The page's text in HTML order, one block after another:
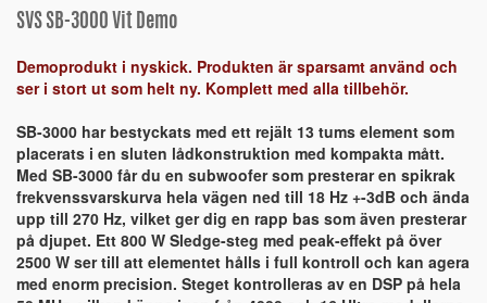
SVS SB-3000 Vit Demo
Demoprodukt i nyskick. Produkten är sparsamt använd och
ser i stort ut som helt ny. Komplett med alla tillbehör.
SB-3000 har bestyckats med ett rejält 13 tums element som
placerats i en sluten lådkonstruktion med kompakta mått.
Med SB-3000 får du en subwoofer som presterar en spikrak
frekvenssvarskurva hela vägen ned till 18 Hz +-3dB och ända
upp till 270 Hz, vilket ger dig en rapp bas som även presterar
på djupet. Ett 800 W Sledge-steg med peak-effekt på över
2500 W ser till att elementet hålls i full kontroll och kan agera
med enorm precision. Steget kontrolleras av en DSP på hela